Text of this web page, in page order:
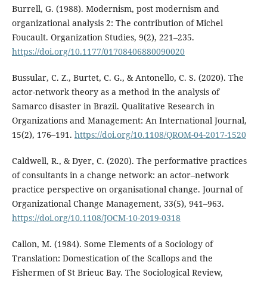
Burrell, G. (1988). Modernism, post modernism and
organizational analysis 2: The contribution of Michel
Foucault. Organization Studies, 9(2), 221–235.
https://doi.org/10.1177/01708406880090020
Bussular, C. Z., Burtet, C. G., & Antonello, C. S. (2020). The
actor-network theory as a method in the analysis of
Samarco disaster in Brazil. Qualitative Research in
Organizations and Management: An International Journal,
15(2), 176–191. https://doi.org/10.1108/QROM-04-2017-1520
Caldwell, R., & Dyer, C. (2020). The performative practices
of consultants in a change network: an actor–network
practice perspective on organisational change. Journal of
Organizational Change Management, 33(5), 941–963.
https://doi.org/10.1108/JOCM-10-2019-0318
Callon, M. (1984). Some Elements of a Sociology of
Translation: Domestication of the Scallops and the
Fishermen of St Brieuc Bay. The Sociological Review,